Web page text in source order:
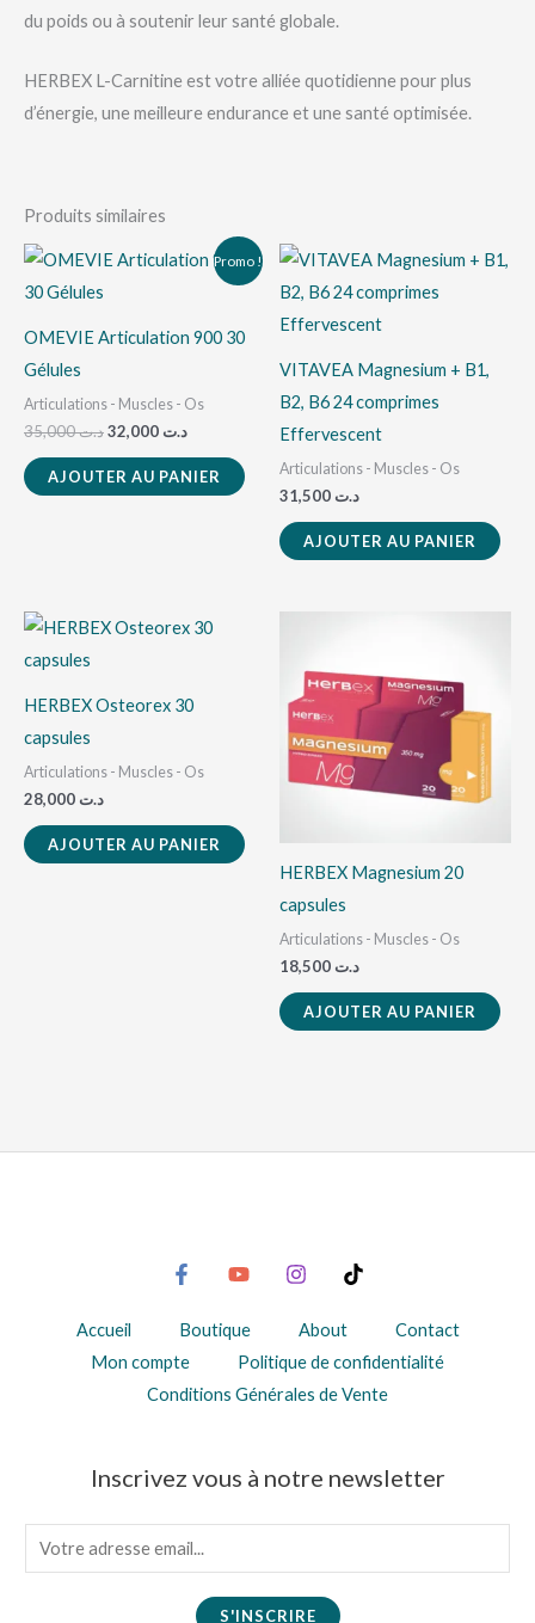
du poids ou à soutenir leur santé globale.
HERBEX L-Carnitine est votre alliée quotidienne pour plus
d’énergie, une meilleure endurance et une santé optimisée.
Produits similaires
Promo !
OMEVIE Articulation 900 30
Gélules
Articulations - Muscles - Os
د.ت35,000
Le
prix
د.ت 35,000.
د.ت
Le
prix
AJOUTER AU PANIER
VITAVEA Magnesium + B1,
B2, B6 24 comprimes
Effervescent
Articulations - Muscles - Os
د.ت
AJOUTER AU PANIER
HERBEX Osteorex 30
capsules
Articulations - Muscles - Os
د.ت
AJOUTER AU PANIER
HERBEX Magnesium 20
capsules
Articulations - Muscles - Os
د.ت
AJOUTER AU PANIER
Accueil Boutique About
Contact
Mon compte
Politique de confidentialité
Conditions Générales de Vente
Inscrivez vous à notre newsletter
m
S'INSCRIRE